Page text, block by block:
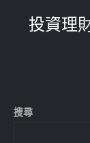
投資理
搜尋